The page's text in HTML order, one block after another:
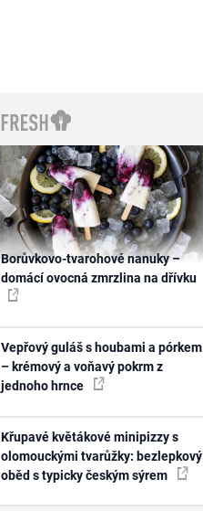
Borůvkovo-tvarohové nanuky –
domácí ovocná zmrzlina na dřívku
Vepřový guláš s houbami a pórkem
– krémový a voňavý pokrm z
jednoho hrnce
Křupavé květákové minipizzy s
olomouckými tvarůžky: bezlepkový
oběd s typicky českým sýrem